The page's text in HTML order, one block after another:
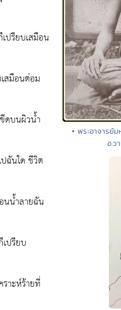
ปรียบเสมือน
สมือนต่อม
ดบนผิวน้ำ
ฉันใด ชีวิต
นน้ำลายฉัน
ปรียบ
าะห์ร้ายที่
• พระอาจาร
อ.ว